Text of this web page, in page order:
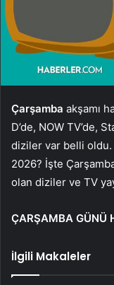
Çarşamba akşamı
D’de, NOW TV’de,
diziler var belli
2026? İşte
olan diziler ve TV
ÇARŞAMBA GÜNÜ
İlgili Makaleler